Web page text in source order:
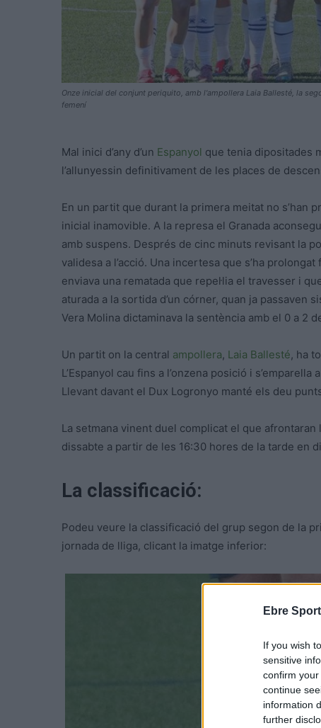
Ebre
If you wish
sensitive
confirm
continue
information
further
Onze inicial del conjunt periquito, amb l'ampollera Laia Ballesté, la
femení
Mal inici d’any d’un Espanyol que tenia dipositades
l’allunyessin definitivament de les places de
En un partit que durant la primera meitat no s’han
inicial inamovible. A la represa el Granada
amb suspens. Després de cinc minuts revisant la
validesa a l’acció. Una incertesa que s’ha
enviava una rematada que repel·lia el travesser i
aturada a la sortida d’un córner, quan ja passaven
Vera Molina dictaminava la sentència amb el 0 a 2
Un partit on la central ampollera, Laia Ballesté, ha
L’Espanyol cau fins a l’onzena posició i
Llevant davant el Dux Logronyo manté els deu
La setmana vinent duel complicat el que
dissabte a partir de les 16:30 hores de la tarde en
La classificació:
Podeu veure la classificació del grup segon de la
jornada de lliga, clicant la imatge inferior: